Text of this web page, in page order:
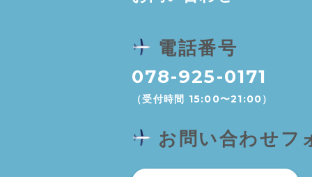
電話番号
078-925-0171
（受付時間 15:00〜21:00）
お問い合わせフ